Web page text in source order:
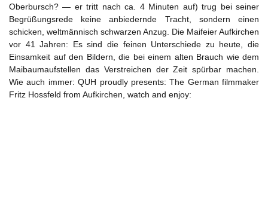
Oberbursch? — er tritt nach ca. 4 Minuten auf) trug bei seiner
Begrüßungsrede keine anbiedernde Tracht, sondern einen
schicken, weltmännisch schwarzen Anzug. Die Maifeier Aufkirchen
vor 41 Jahren: Es sind die feinen Unterschiede zu heute, die
Einsamkeit auf den Bildern, die bei einem alten Brauch wie dem
Maibaumaufstellen das Verstreichen der Zeit spürbar machen.
Wie auch immer: QUH proudly presents: The German filmmaker
Fritz Hossfeld from Aufkirchen, watch and enjoy: